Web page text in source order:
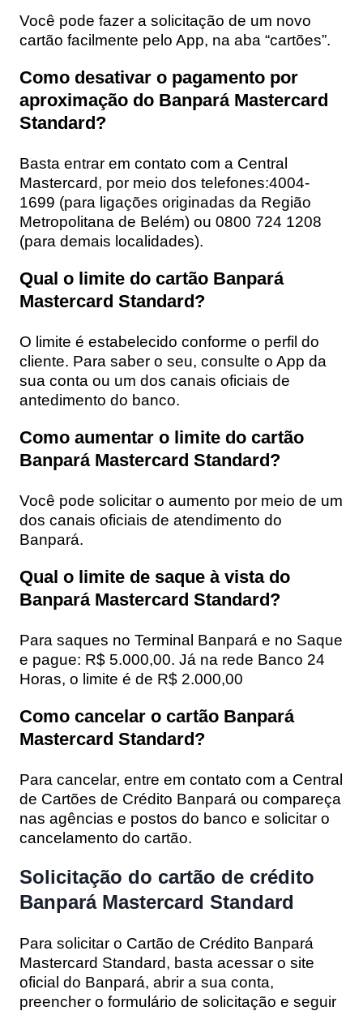
Você pode fazer a solicitação de um novo
cartão facilmente pelo App, na aba “cartões”.
Como desativar o pagamento por
aproximação do Banpará Mastercard
Standard?
Basta entrar em contato com a Central
Mastercard, por meio dos telefones:4004-
1699 (para ligações originadas da Região
Metropolitana de Belém) ou 0800 724 1208
(para demais localidades).
Qual o limite do cartão Banpará
Mastercard Standard?
O limite é estabelecido conforme o perfil do
cliente. Para saber o seu, consulte o App da
sua conta ou um dos canais oficiais de
antedimento do banco.
Como aumentar o limite do cartão
Banpará Mastercard Standard?
Você pode solicitar o aumento por meio de um
dos canais oficiais de atendimento do
Banpará.
Qual o limite de saque à vista do
Banpará Mastercard Standard?
Para saques no Terminal Banpará e no Saque
e pague: R$ 5.000,00. Já na rede Banco 24
Horas, o limite é de R$ 2.000,00
Como cancelar o cartão Banpará
Mastercard Standard?
Para cancelar, entre em contato com a Central
de Cartões de Crédito Banpará ou compareça
nas agências e postos do banco e solicitar o
cancelamento do cartão.
Solicitação do cartão de crédito
Banpará Mastercard Standard
Para solicitar o Cartão de Crédito Banpará
Mastercard Standard, basta acessar o site
oficial do Banpará, abrir a sua conta,
preencher o formulário de solicitação e seguir